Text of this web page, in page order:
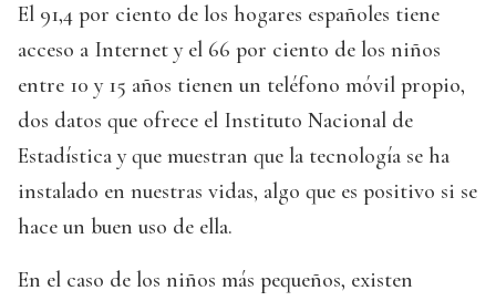
El 91,4 por ciento de los hogares españoles tiene
acceso a Internet y el 66 por ciento de los niños
entre 10 y 15 años tienen un teléfono móvil propio,
dos datos que ofrece el Instituto Nacional de
Estadística y que muestran que la tecnología se ha
instalado en nuestras vidas, algo que es positivo si se
hace un buen uso de ella.
En el caso de los niños más pequeños, existen